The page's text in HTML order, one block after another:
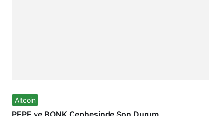
Altcoin
PEPE ve BONK Cephesinde Son Durum